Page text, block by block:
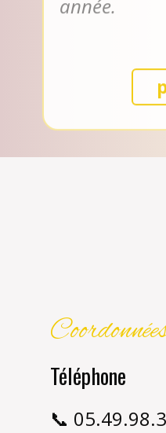
Téléphone
📞